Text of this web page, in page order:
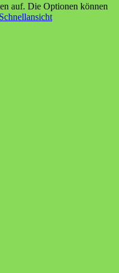
auf. Die Optionen können
Schnellansicht